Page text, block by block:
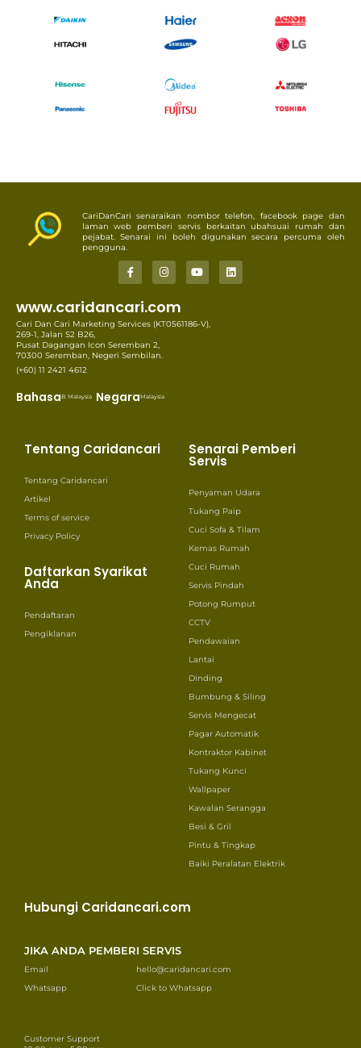
CariDanCari senaraikan nombor telefon, facebook page dan
laman web pemberi servis berkaitan ubahsuai rumah dan
pejabat. Senarai ini boleh digunakan secara percuma oleh
pengguna.
www.caridancari.com
Cari Dan Cari Marketing Services (KT0561186-V),
269-1, Jalan S2 B26,
Pusat Dagangan Icon Seremban 2,
70300 Seremban, Negeri Sembilan.
(+60) 11 2421 4612
BahasaB. Malaysia NegaraMalaysia
Tentang Caridancari
Tentang Caridancari
Artikel
Terms of service
Privacy Policy
Daftarkan Syarikat
Anda
Pendaftaran
Pengiklanan
Senarai Pemberi
Servis
Penyaman Udara
Tukang Paip
Cuci Sofa & Tilam
Kemas Rumah
Cuci Rumah
Servis Pindah
Potong Rumput
CCTV
Pendawaian
Lantai
Dinding
Bumbung & Siling
Servis Mengecat
Pagar Automatik
Kontraktor Kabinet
Tukang Kunci
Wallpaper
Kawalan Serangga
Besi & Gril
Pintu & Tingkap
Baiki Peralatan Elektrik
Hubungi Caridancari.com
JIKA ANDA PEMBERI SERVIS
Email
hello@caridancari.com
Whatsapp
Click to Whatsapp
Customer Support